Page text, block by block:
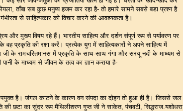
ताँबा सब कुछ मनुष्य हजम कर रहा है- तो हमारे सामने सबसे बडा प्रश्न है
से साहित्यकार को विचार करने की आवश्यकता है।
और मुख्य विषय रहे हैं। भारतीय साहित्य और दर्शन संपूर्ण रूप से पर्यावरण पर
वह प्रकृति की रक्षा करें। प्रत्येक युग में साहित्यकारों ने अपने साहित्य में
जी के रामचरितमानस में प्रकृति के साथ-साथ गंगा और सरयू नदी के माध्यम से
पानी के माध्यम से जीवन के तत्व का ज्ञान कराया है-
उपयुक्त है। जंगल काटने के कारण वन संपदा का दोहन तो हुआ ही है। जिससे जल
की छटा का सुंदर रूप मैथिलीशरण गुप्त जी ने साकेत, पंचवटी, सिद्धराज.यशोधरा